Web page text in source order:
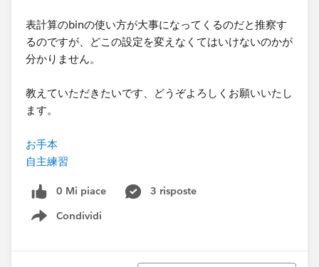
表計算のbinの使い方が大事になってくるのだと推察す
るのですが、どこの設定を変えなくてはいけないのかが
分かりません。
教えていただきたいです、どうぞよろしくお願いいたし
ます。
お手本
自主練習
0 Mi piace
3 risposte
Condividi
Show menu